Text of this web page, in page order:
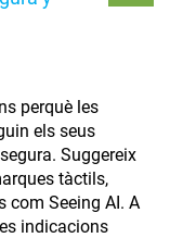
perquè les
els seus
Suggereix
tàctils,
com Seeing AI. A
indicacions